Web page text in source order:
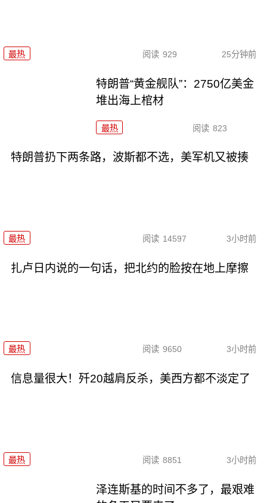
最热 阅读 929 25分钟前
特朗普“黄金舰队”：2750亿美金
堆出海上棺材
最热 阅读 823
特朗普扔下两条路，波斯都不选，美军机又被揍
最热 阅读 14597 3小时前
扎卢日内说的一句话，把北约的脸按在地上摩擦
最热 阅读 9650 3小时前
信息量很大！歼20越肩反杀，美西方都不淡定了
最热 阅读 8851 3小时前
泽连斯基的时间不多了，最艰难